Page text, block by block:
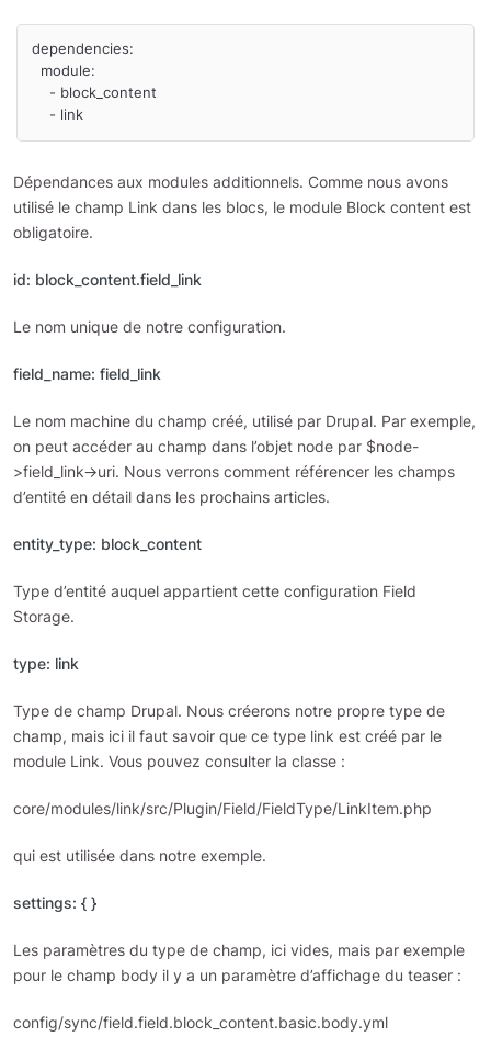
dependencies:
    - link
Dépendances aux modules additionnels. Comme nous avons
utilisé le champ Link dans les blocs, le module Block content est
obligatoire.
id: block_content.field_link
Le nom unique de notre configuration.
field_name: field_link
Le nom machine du champ créé, utilisé par Drupal. Par exemple,
on peut accéder au champ dans l’objet node par $node-
>field_link->uri. Nous verrons comment référencer les champs
d’entité en détail dans les prochains articles.
entity_type: block_content
Type d’entité auquel appartient cette configuration Field
Storage.
type: link
Type de champ Drupal. Nous créerons notre propre type de
champ, mais ici il faut savoir que ce type link est créé par le
module Link. Vous pouvez consulter la classe :
core/modules/link/src/Plugin/Field/FieldType/LinkItem.php
qui est utilisée dans notre exemple.
settings: { }
Les paramètres du type de champ, ici vides, mais par exemple
pour le champ body il y a un paramètre d’affichage du teaser :
config/sync/field.field.block_content.basic.body.yml